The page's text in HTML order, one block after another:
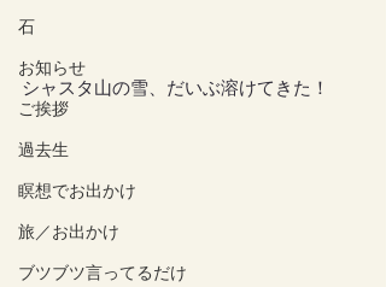
石
お知らせ
ご挨拶
過去生
瞑想でお出かけ
旅／お出かけ
ブツブツ言ってるだけ
シャスタ山の雪、だいぶ溶けてきた！